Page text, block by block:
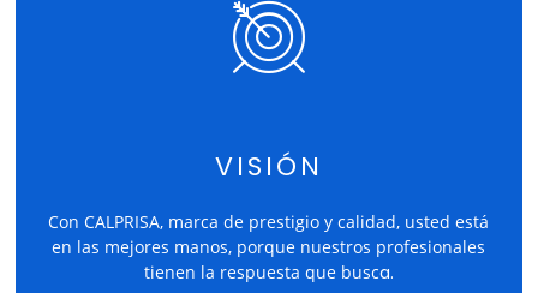
VISIÓN
Con CALPRISA, marca de prestigio y calidad, usted está
en las mejores manos, porque nuestros profesionales
tienen la respuesta que busca.